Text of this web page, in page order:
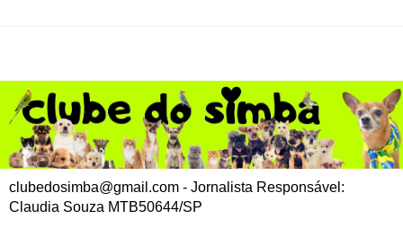
clubedosimba@gmail.com - Jornalista Responsável:
Claudia Souza MTB50644/SP